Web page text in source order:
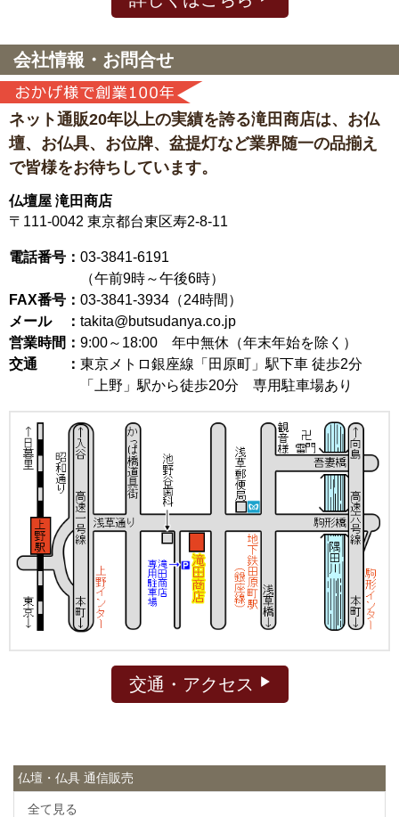
会社情報・お問合せ
ネット通販20年以上の実績を誇る滝田商店は、 お仏
壇、お仏具、お位牌、盆提灯など業界随一の品揃え
で皆様をお待ちしています。
仏壇屋 滝田商店
〒111-0042 東京都台東区寿2-8-11
電話番号： 03-3841-6191
（午前9時～午後6時）
FAX番号： 03-3841-3934（24時間）
メール ： takita@butsudanya.co.jp
営業時間： 9:00～18:00 年中無休（年末年始を除く）
交通 ： 東京メトロ銀座線「田原町」駅下車 徒歩2分
「上野」駅から徒歩20分 専用駐車場あり
交通・アクセス
仏壇・仏具 通信販売
全て見る